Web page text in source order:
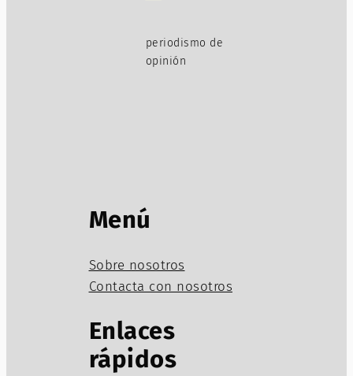
periodismo de
opinión
Menú
Sobre nosotros
Contacta con nosotros
Enlaces
rápidos